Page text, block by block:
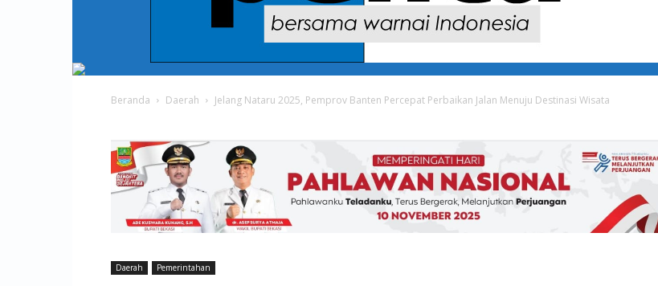
Beranda Daerah Jelang Nataru 2025, Pemprov Banten Percepat Perbaikan Jalan Menuju Destinasi Wisata
Daerah Pemerintahan